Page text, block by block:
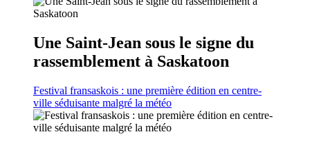
Une Saint-Jean sous le signe du
rassemblement à Saskatoon
Festival fransaskois : une première édition en centre-
ville séduisante malgré la météo